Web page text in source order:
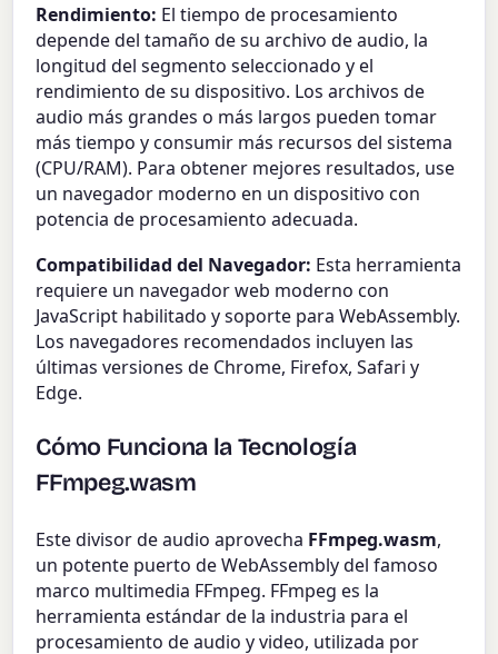
Rendimiento: El tiempo de procesamiento
depende del tamaño de su archivo de audio, la
longitud del segmento seleccionado y el
rendimiento de su dispositivo. Los archivos de
audio más grandes o más largos pueden tomar
más tiempo y consumir más recursos del sistema
(CPU/RAM). Para obtener mejores resultados, use
un navegador moderno en un dispositivo con
potencia de procesamiento adecuada.
Compatibilidad del Navegador: Esta herramienta
requiere un navegador web moderno con
JavaScript habilitado y soporte para WebAssembly.
Los navegadores recomendados incluyen las
últimas versiones de Chrome, Firefox, Safari y
Edge.
Cómo Funciona la Tecnología
FFmpeg.wasm
Este divisor de audio aprovecha FFmpeg.wasm,
un potente puerto de WebAssembly del famoso
marco multimedia FFmpeg. FFmpeg es la
herramienta estándar de la industria para el
procesamiento de audio y video, utilizada por